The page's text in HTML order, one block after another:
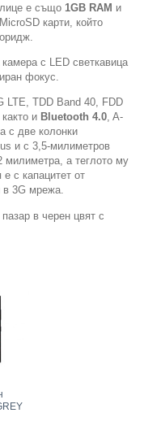
e също 1GB RAM и
карти, който
камера с LED светкавица
фокус.
TDD Band 40, FDD
и Bluetooth 4.0, A-
с две колонки
и с 3,5-милиметров
а теглото му
с капацитет от
в 3G мрежа.
в черен цвят с